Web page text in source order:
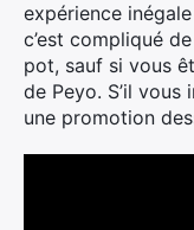
expérience
c’est compliqué
pot, sauf si vous
de Peyo. S’il vous
une promotion